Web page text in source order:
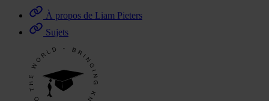
À propos de Liam Pieters
Sujets